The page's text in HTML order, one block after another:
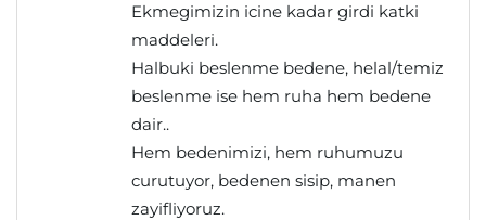
Ekmegimizin icine kadar girdi katki
maddeleri.
Halbuki beslenme bedene, helal/temiz
beslenme ise hem ruha hem bedene
dair..
Hem bedenimizi, hem ruhumuzu
curutuyor, bedenen sisip, manen
zayifliyoruz.